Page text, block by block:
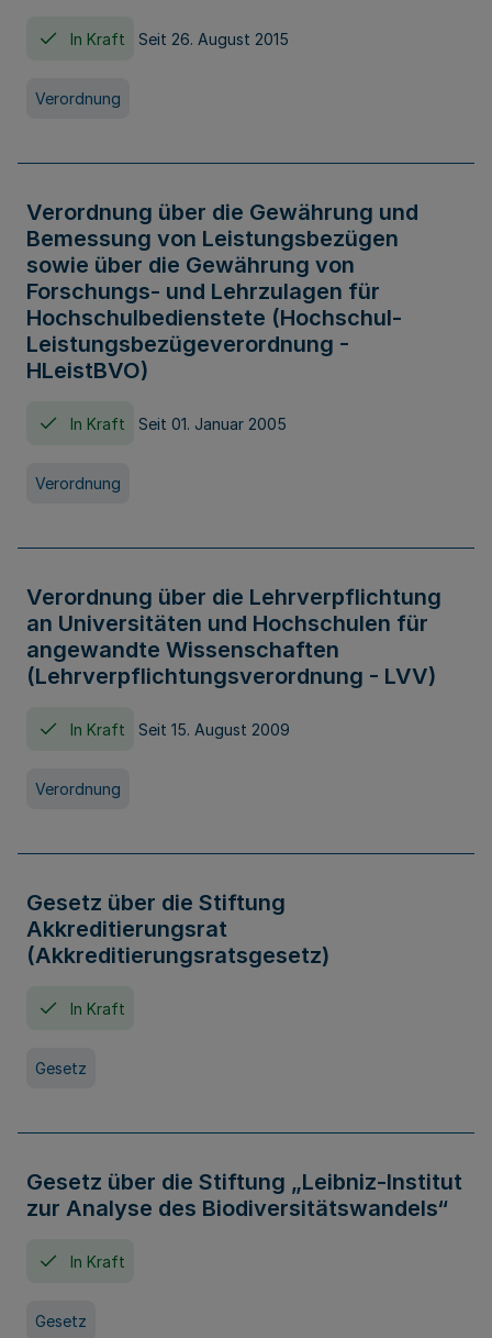
In Kraft Seit 26. August 2015
Verordnung
Verordnung über die Gewährung und
Bemessung von Leistungsbezügen
sowie über die Gewährung von
Forschungs- und Lehrzulagen für
Hochschulbedienstete (Hochschul-
Leistungsbezügeverordnung -
HLeistBVO)
In Kraft Seit 01. Januar 2005
Verordnung
Verordnung über die Lehrverpflichtung
an Universitäten und Hochschulen für
angewandte Wissenschaften
(Lehrverpflichtungsverordnung - LVV)
In Kraft Seit 15. August 2009
Verordnung
Gesetz über die Stiftung
Akkreditierungsrat
(Akkreditierungsratsgesetz)
In Kraft
Gesetz
Gesetz über die Stiftung „Leibniz-Institut
zur Analyse des Biodiversitätswandels“
In Kraft
Gesetz